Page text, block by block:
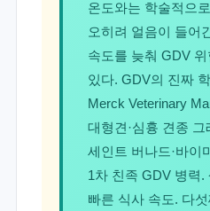
온도와는 학술적으
오히려 얼음이 들어
속도를 늦춰 GDV
있다. GDV의 진짜
Merck Veterinary
대형견·심흉 견종 그
세인트 버나드·바이
1차 친족 GDV 병력.
빠른 식사 속도. 다